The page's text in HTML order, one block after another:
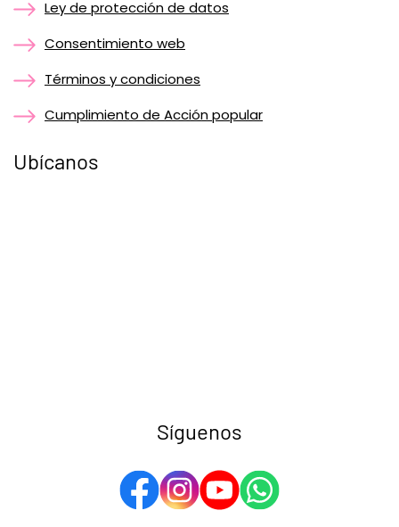
Ley de protección de datos
Consentimiento web
Términos y condiciones
Cumplimiento de Acción popular
Ubícanos
Síguenos